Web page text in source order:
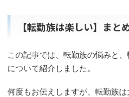
【転勤族は楽しい】まと
この記事では、転勤族の悩みと
について紹介しました。
何度もお伝えしますが、転勤族は